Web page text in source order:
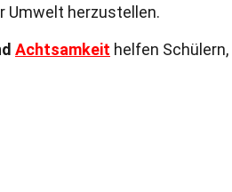
Umwelt herzustellen.
Achtsamkeit helfen